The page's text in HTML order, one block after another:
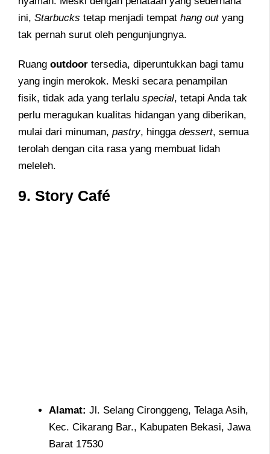
ini, Starbucks tetap menjadi tempat hang outyang
tak pernah surut oleh pengunjungnya.
Ruang outdoor tersedia, diperuntukkan bagi tamu
yang ingin merokok. Meski secara penampilan
fisik, tidak ada yang terlalu special, tetapi Anda tak
perlu meragukan kualitas hidangan yang diberikan,
mulai dari minuman, pastry, hingga dessert, semua
terolah dengan cita rasa yang membuat lidah
meleleh.
9. Story Café
Alamat: Jl. Selang Cironggeng, Telaga Asih,
Kec. Cikarang Bar., Kabupaten Bekasi, Jawa
Barat 17530